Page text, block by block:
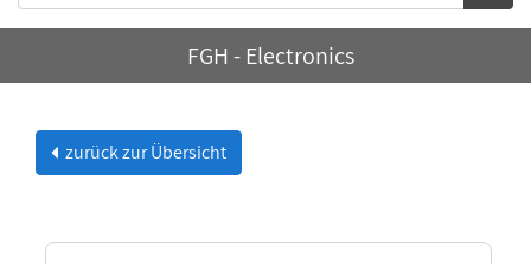
FGH - Electronics
zurück zur Übersicht